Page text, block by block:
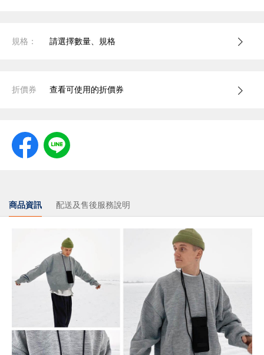
規格： 請選擇數量、規格
折價券 查看可使用的折價券
商品資訊 配送及售後服務說明